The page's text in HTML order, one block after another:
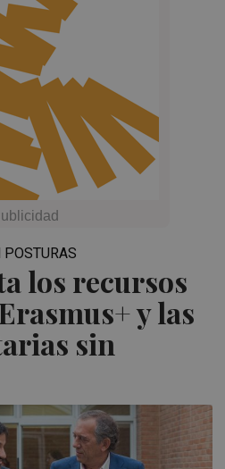
los recursos
y las
sin
POSTURAS